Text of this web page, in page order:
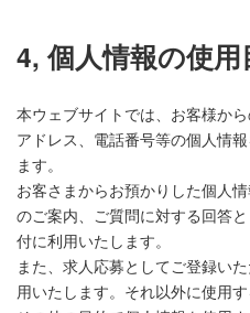
4, 個人情報の使用
本ウェブサイトでは、お客様か
アドレス、電話番号等の個人情
ます。
お客さまからお預かりした個人
のご案内、ご質問に対する回答
付に利用いたします。
また、求人応募としてご登録い
用いたします。それ以外に使用す